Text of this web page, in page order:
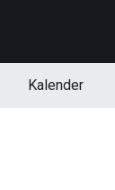
Kalender